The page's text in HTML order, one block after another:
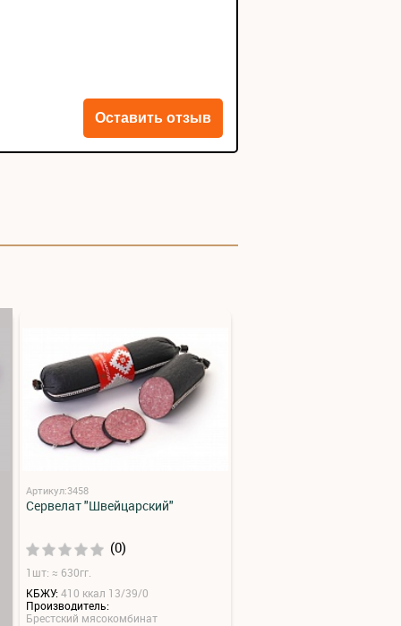
Артикул:3458
Сервелат "Швейцарский"
(0)
1шт: ≈ 630гг.
КБЖУ:410 ккал 13/39/0
Производитель:
Брестский мясокомбинат